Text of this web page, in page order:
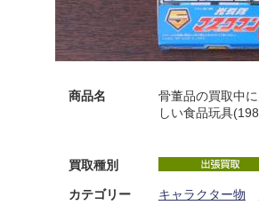
商品名
骨董品の買取中
しい食品玩具
買取種別
カテゴリー キャラクター物